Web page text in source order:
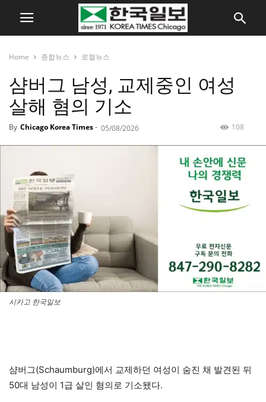
Home 종합뉴스 로컬뉴스
샴버그 남성, 교제중인 여성
살해 혐의 기소
By Chicago Korea Times- 05/08/2026 108
시카고 한국일보
샴버그(Schaumburg)에서 교제하던 여성이 숨진 채 발견된 뒤
50대 남성이 1급 살인 혐의로 기소됐다.